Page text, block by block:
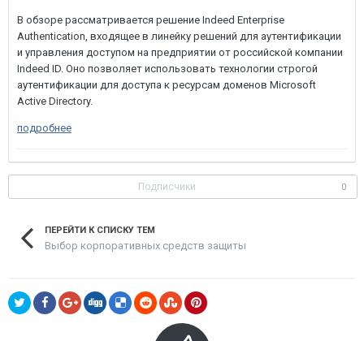
В обзоре рассматривается решение Indeed Enterprise
Authentication, входящее в линейку решений для аутентификации
и управления доступом на предприятии от российской компании
Indeed ID. Оно позволяет использовать технологии строгой
аутентификации для доступа к ресурсам доменов Microsoft
Active Directory.
подробнее
Подписчики 0
ПЕРЕЙТИ К СПИСКУ ТЕМ
Выбор корпоративных средств защиты